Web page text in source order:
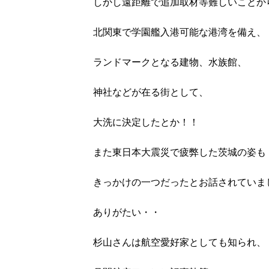
北関東で学園艦入港可能な港湾を備え、
ランドマークとなる建物、水族館、
神社などが在る街として、
大洗に決定したとか！！
また東日本大震災で疲弊した茨城の姿も
きっかけの一つだったとお話されていま
ありがたい・・
杉山さんは航空愛好家としても知られ、